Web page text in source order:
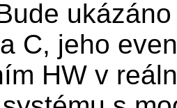
C, jeho
HW v